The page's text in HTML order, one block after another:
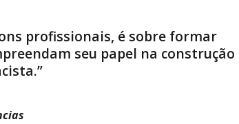
profissionais, é sobre formar
seu papel na construção